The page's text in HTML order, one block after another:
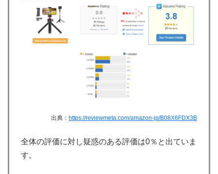
出典： https://reviewmeta.com/amazon-jp/B08X6FDX3B
全体の評価に対し疑惑のある評価は0％と出ていま
す。